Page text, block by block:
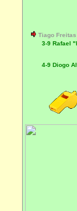
Tiago Freitas
3-9 Rafael
4-9 Diogo